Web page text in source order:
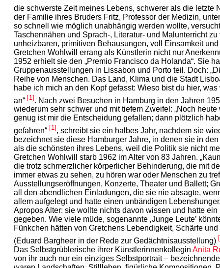
die schwerste Zeit meines Lebens, schwerer als die letzte
der Familie ihres Bruders Fritz, Professor der Medizin,
so schnell wie möglich unabhängig werden wollte,
Taschennähen und Sprach-, Literatur- und Malunterricht
unheizbaren, primitiven Behausungen, voll Einsamkeit
Gretchen Wohlwill errang als Künstlerin nicht nur
1952 erhielt sie den „Premio Francisco da Holanda“. Sie
Gruppenausstellungen in Lissabon und Porto teil. Doch:
Reihe von Menschen. Das Land, Klima und die Stadt
habe ich mich an den Kopf gefasst: Wieso bist du hier,
an“ [1] . Nach zwei Besuchen in Hamburg in den Jahren
wiederum sehr schwer und mit tiefem Zweifel: „Noch
genug ist mir die Entscheidung gefallen; dann plötzlich
gefahren“ [1] , schreibt sie ein halbes Jahr, nachdem sie
bezeichnet sie diese Hamburger Jahre, in denen sie in
als die schönsten ihres Lebens, weil die Politik sie nicht
Gretchen Wohlwill starb 1962 im Alter von 83 Jahren.
die trotz schmerzlicher körperlicher Behinderung, die mit
immer etwas zu sehen, zu hören war oder Menschen zu
Ausstellungseröffnungen, Konzerte, Theater und Ballett;
all den abendlichen Einladungen, die sie nie absagte,
allem aufgelegt und hatte einen unbändigen
Apropos Alter: sie wollte nichts davon wissen und hatte
gegeben. Wie viele müde, sogenannte ‚Junge Leute’
Fünkchen hätten von Gretchens Lebendigkeit, Schärfe
(Eduard Bargheer in der Rede zur Gedächtnisausstellung)
Das Selbstgrüblerische ihrer Künstlerinnenkollegin Anita
von ihr auch nur ein einziges Selbstportrait –